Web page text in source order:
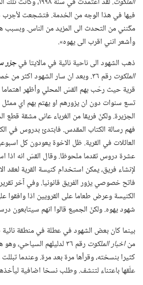
فيها في هذا الوجه من الخدمة.‏ فتشجعت لأجرب
مكّنني من التحدث الى المزيد من الناس.‏ وبسبب
وأشعر انني اقرب الى يهوه».‏
ذهب الشهود الى ناحية نائية في مالايتا فيجزر
الملكوت
رقم ٣٦.‏ وبعد ان سار الشهود اكثر
قرية حيث رحّب بهم القسّ المحلي وأظهر اهتماما
تسع سنوات دون ان يزورهم او يهتم بهم اي
الجزيرة.‏ ولكنّ فريقا من الغرباء عانى مشقة قطع
فهم رسالة الكتاب المقدس.‏ فابتدئ بدروس في
العائلات في القرية.‏ ظل الاخوة يعودون كل
عشرة دروس تقدما ملحوظا.‏ وقال القسّ انه اذا
لإنشاء فريق،‏ يمكن استخدام كنيسة القرية لعقد
فاتح خصوصي يزور الفريق قانونيا.‏ وفي آخر
الكنيسة وعرض طعاما على القرويين اذا
شهود يهوه.‏ ولكنّ الجميع قالوا انهم سيتابعون
بينما كان بعض الشهود في عطلة في منطقة
مناخبار الملكوت
رقم ٣٦ لدليلهم
كثيرا بنسخته،‏ وقرأها مرة بعد مرة.‏ وعندما
علّقها باعتناء لتنشف.‏ وطلب نسخا اضافية